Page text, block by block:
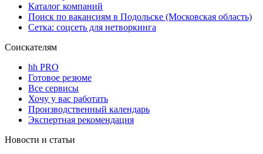
Каталог компаний
Поиск по вакансиям в Подольске (Московская область)
Сетка: соцсеть для нетворкинга
Соискателям
hh PRO
Готовое резюме
Все сервисы
Хочу у вас работать
Производственный календарь
Экспертная рекомендация
Новости и статьи